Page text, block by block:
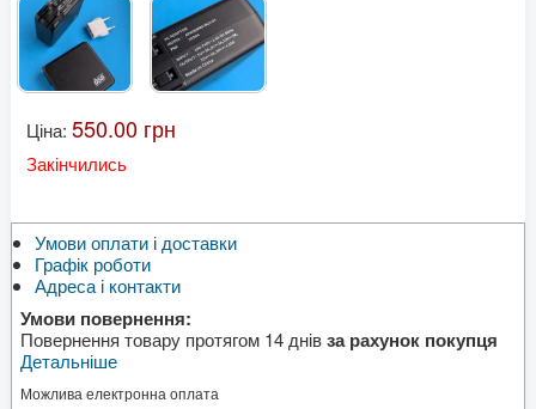
Ціна: 550.00 грн
Закінчились
Умови оплати і доставки
Графік роботи
Адреса і контакти
Умови повернення:
Повернення товару протягом 14 днівза рахунок покупця
Детальніше
Можлива електронна оплата